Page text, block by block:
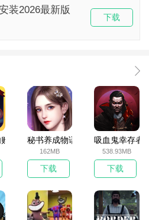
装2026最新版
下载
破解版秘书养成物语
162MB
下载
吸血鬼幸存者
538.93MB
下载